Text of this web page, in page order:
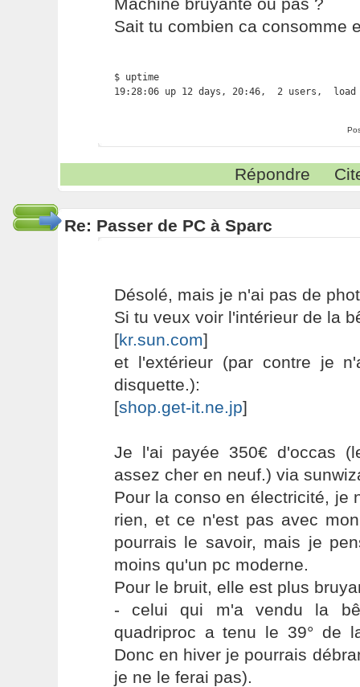
Sait tu combien ca consomme
$ uptime
19:28:06 up 12 days, 20:46,  2 users,  load
Répondre
Re: Passer de PC à Sparc
Désolé, mais je n'ai pas de
Si tu veux voir l'intérieur de la
[kr.sun.com]
et l'extérieur (par contre je
disquette.):
[shop.get-it.ne.jp]
Je l'ai payée 350€ d'occas
assez cher en neuf.) via
Pour la conso en électricité, je
rien, et ce n'est pas avec
pourrais le savoir, mais je
moins qu'un pc moderne.
Pour le bruit, elle est plus
- celui qui m'a vendu la
quadriproc a tenu le 39° de
Donc en hiver je pourrais
je ne le ferai pas).